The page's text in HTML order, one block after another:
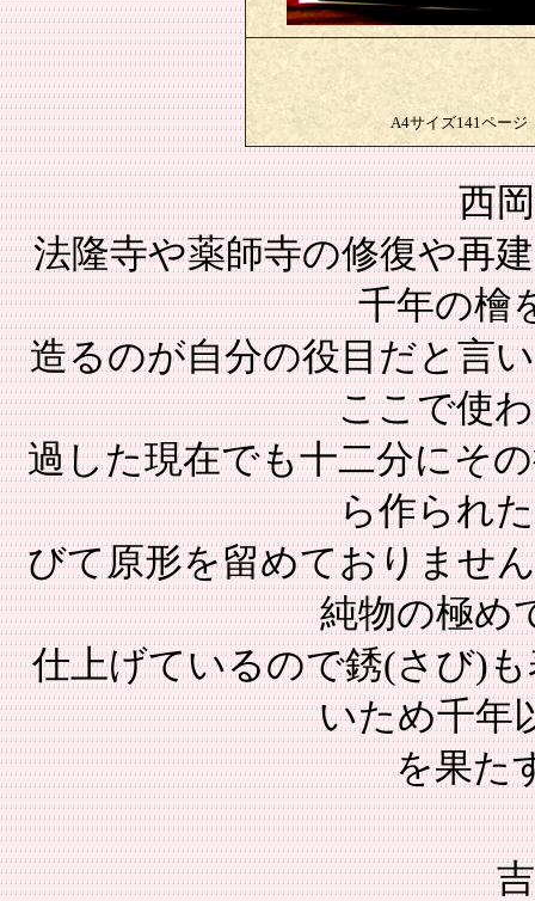
A4サイズ141ペー
西
法隆寺や薬師寺の修復や再
千年の檜
造るのが自分の役目だと言
ここで使
過した現在でも十二分にそ
ら作られ
びて原形を留めておりませ
純物の極め
仕上げているので銹(さび)
いため千年
を果た